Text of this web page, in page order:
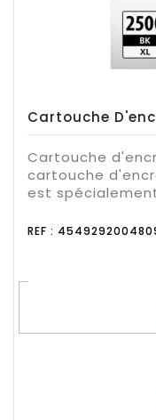
Cartouche
Cartouche
cartouche
est
REF :